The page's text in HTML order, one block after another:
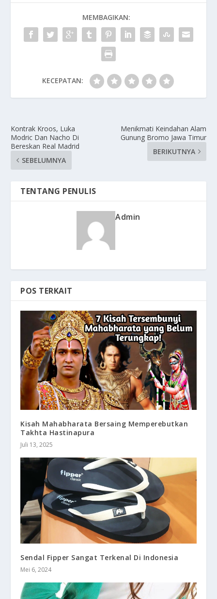
MEMBAGIKAN:
KECEPATAN:
Kontrak Kroos, Luka
Modric Dan Nacho Di
Bereskan Real Madrid
SEBELUMNYA
Menikmati Keindahan Alam
Gunung Bromo Jawa Timur
BERIKUTNYA
TENTANG PENULIS
Admin
POS TERKAIT
Kisah Mahabharata Bersaing Memperebutkan
Takhta Hastinapura
Juli 13, 2025
Sendal Fipper Sangat Terkenal Di Indonesia
Mei 6, 2024